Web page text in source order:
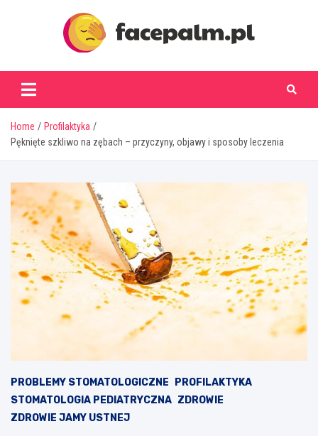
facepalm.pl
Home
Profilaktyka
Pęknięte szkliwo na zębach – przyczyny, objawy i sposoby leczenia
PROBLEMY STOMATOLOGICZNE
PROFILAKTYKA
STOMATOLOGIA PEDIATRYCZNA ZDROWIE
ZDROWIE JAMY USTNEJ